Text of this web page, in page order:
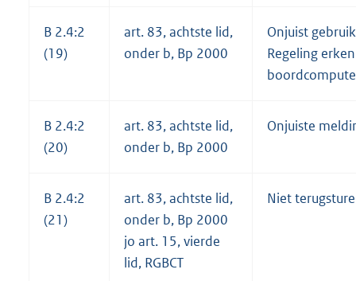
B 2.4:2
(19)
art. 83, achtste lid,
onder b, Bp 2000
Onjuist
Regeling
B 2.4:2
(20)
art. 83, achtste lid,
onder b, Bp 2000
Onjuiste
B 2.4:2
(21)
art. 83, achtste lid,
onder b, Bp 2000
jo art. 15, vierde
lid, RGBCT
Niet